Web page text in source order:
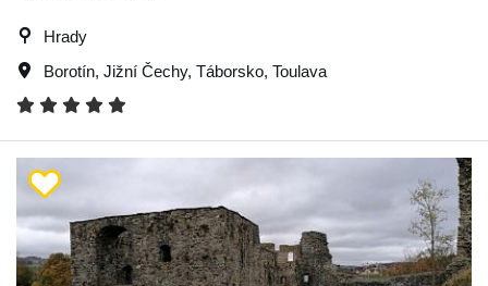
Hrady
Borotín, Jižní Čechy, Táborsko, Toulava